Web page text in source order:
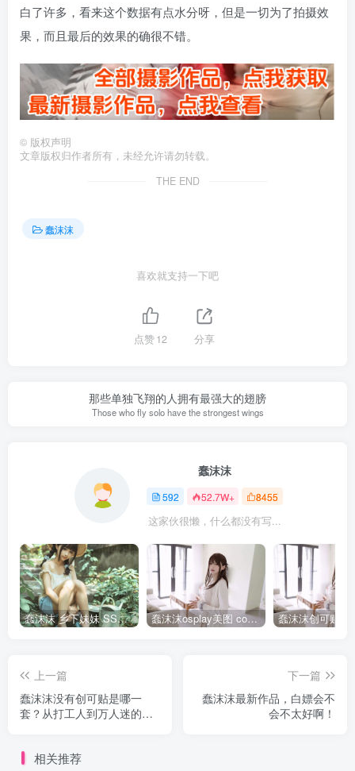
白了许多，看来这个数据有点水分呀，但是一切为了拍摄效
果，而且最后的效果的确很不错。
© 版权声明
文章版权归作者所有，未经允许请勿转载。
THE END
蠢沫沫
喜欢就支持一下吧
点赞12 分享
那些单独飞翔的人拥有最强大的翅膀
Those who fly solo have the strongest wings
蠢沫沫
592 52.7W+ 8455
这家伙很懒，什么都没有写...
蠢沫沫 乡下妹妹 SSR级 [125P-1.24GB]全部作品点我下载 蠢沫沫osplay美图 cos写真套图合集
上一篇
蠢沫沫没有创可贴是哪一
套？从打工人到万人迷的蜕
下一篇
蠢沫沫最新作品，白嫖会不
会不太好啊！
相关推荐